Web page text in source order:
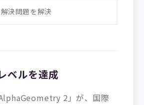
決問題を解決
ベルを達成
2」が、国際